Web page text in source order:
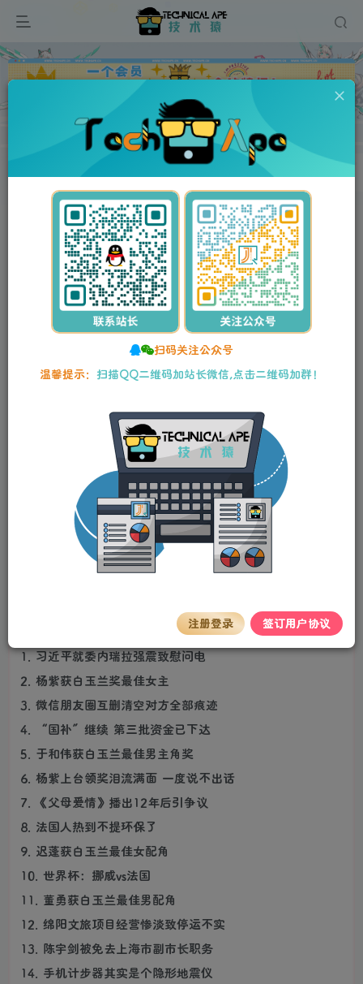
广告
每天60秒读懂世界 正文
06月27日，星期六, 每天60秒读懂全世界！
stalker
1个月前发布
关注
0 12
百度热搜新闻
1. 习近平就委内瑞拉强震致慰问电
2. 杨紫获白玉兰奖最佳女主
3. 微信朋友圈互删清空对方全部痕迹
4. “国补”继续 第三批资金已下达
5. 于和伟获白玉兰最佳男主角奖
6. 杨紫上台领奖泪流满面 一度说不出话
7. 《父母爱情》播出12年后引争议
8. 法国人热到不提环保了
9. 迟蓬获白玉兰最佳女配角
10. 世界杯：挪威vs法国
11. 董勇获白玉兰最佳男配角
12. 绵阳文旅项目经营惨淡致停运不实
13. 陈宇剑被免去上海市副市长职务
14. 手机计步器其实是个隐形地震仪
扫码关注公众号
温馨提示： 扫描QQ二维码加站长微信,点击二维码加群！
注册登录 签订用户协议